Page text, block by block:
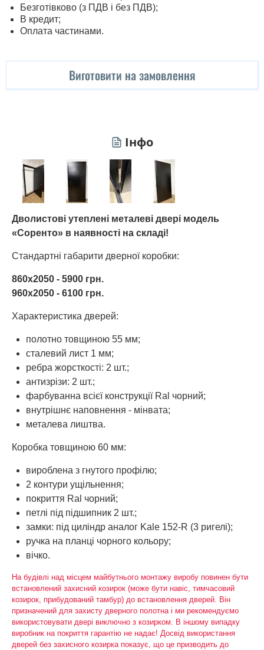
Безготівково (з ПДВ і без ПДВ);
В кредит;
Оплата частинами.
Виготовити на замовлення
Інфо
Дволистові утеплені металеві двері модель
«Соренто» в наявності на складі!
Стандартні габарити дверної коробки:
860x2050 - 5900 грн.
960х2050 - 6100 грн.
Характеристика дверей:
полотно товщиною 55 мм;
сталевий лист 1 мм;
ребра жорсткості: 2 шт.;
антизрізи: 2 шт.;
фарбуванна всієї конструкції Ral чорний;
внутрішнє наповнення - мінвата;
металева лиштва.
Коробка товщиною 60 мм:
вироблена з гнутого профілю;
2 контури ущільнення;
покриття Ral чорний;
петлі під підшипник 2 шт.;
замки: під циліндр аналог Kale 152-R (3 ригелі);
ручка на планці чорного кольору;
вічко.
На будівлі над місцем майбутнього монтажу виробу повинен бути
встановлений захисний козирок (може бути навіс, тимчасовий
козирок, прибудований тамбур) до встановлення дверей. Він
призначений для захисту дверного полотна і ми рекомендуємо
використовувати двері виключно з козирком. В іншому випадку
виробник на покриття гарантію не надає! Досвід використання
дверей без захисного козирка показує, що це призводить до